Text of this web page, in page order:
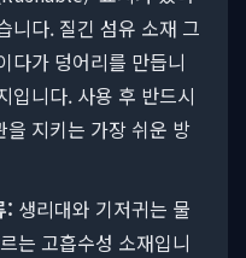
니다. 질긴 섬유 소재 그
다가 덩어리를 만듭니
입니다. 사용 후 반드시
지키는 가장 쉬운 방
: 생리대와 기저귀는 물
는 고흡수성 소재입니